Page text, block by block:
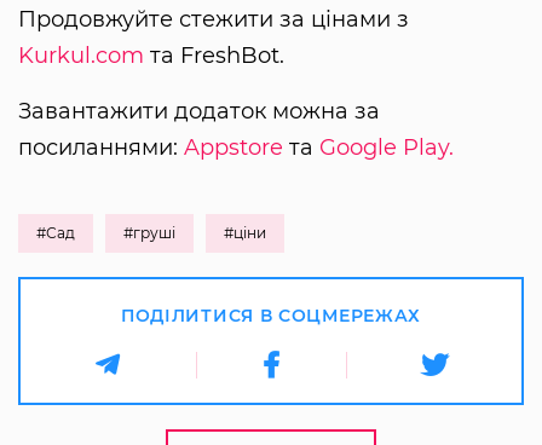
Продовжуйте стежити за цінами з
Kurkul.com та FreshBot.
Завантажити додаток можна за
посиланнями: Appstore та Google Play.
#Сад #груші #ціни
ПОДІЛИТИСЯ В СОЦМЕРЕЖАХ